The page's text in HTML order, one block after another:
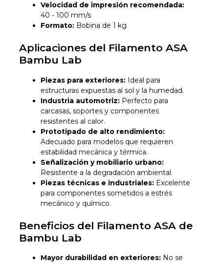
Velocidad de impresión recomendada:
40 - 100 mm/s
Formato: Bobina de 1 kg
Aplicaciones del Filamento ASA
Bambu Lab
Piezas para exteriores: Ideal para
estructuras expuestas al sol y la humedad.
Industria automotriz: Perfecto para
carcasas, soportes y componentes
resistentes al calor.
Prototipado de alto rendimiento:
Adecuado para modelos que requieren
estabilidad mecánica y térmica.
Señalización y mobiliario urbano:
Resistente a la degradación ambiental.
Piezas técnicas e industriales: Excelente
para componentes sometidos a estrés
mecánico y químico.
Beneficios del Filamento ASA de
Bambu Lab
Mayor durabilidad en exteriores: No se